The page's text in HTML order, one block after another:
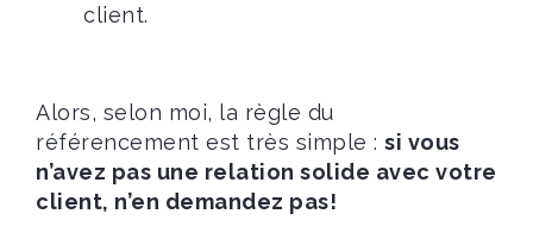
client.
Alors, selon moi, la règle du
référencement est très simple : si vous
n’avez pas une relation solide avec votre
client, n’en demandez pas!